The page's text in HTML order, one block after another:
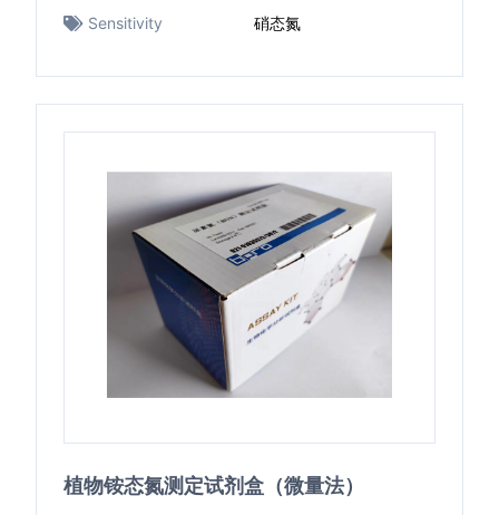
Sensitivity
硝态氮
植物铵态氮测定试剂盒（微量法）